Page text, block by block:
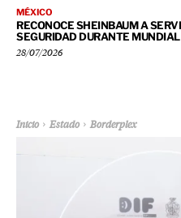
MÉXICO
RECONOCE SHEINBAUM A
SEGURIDAD DURANTE
28/07/2026